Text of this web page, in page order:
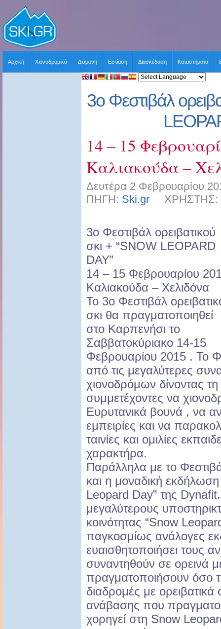
Αρχική Χιονοδρομικά Διαμονή Εστίαση Διασκέδαση Καταστήματα
3ο Φεστιβάλ
14 – 15
Καλιακούδα –
Δευτέρα 2 Φεβρουαρίου
ΠΗΓΗ: Ski.gr ΧΡΗΣΤΗΣ:
3ο Φεστιβάλ ορειβατικού
σκι + “SNOW LEOPARD
DAY”
14 – 15 Φεβρουαρίου
Καλιακούδα – Χελιδόνα
Το 3ο Φεστιβάλ
σκι θα πραγματοποιηθεί
στο Καρπενήσι το
Σαββατοκύριακο 14-15
Φεβρουαρίου 2015 . Το
από τις μεγαλύτερες
χιονοδρόμων δίνοντας
συμμετέχοντες να
Ευρυτανικά βουνά , να
εμπειρίες και να
ταινίες και ομιλίες
χαρακτήρα.
Παράλληλα με το
και η μοναδική εκδήλωση
Leopard Day” της
μεγαλύτερους
κοινότητας “Snow
παγκοσμίως ανάλογες
ευαισθητοποιήσει τους
συναντηθούν σε ορεινά
πραγματοποιήσουν όσο
διαδρομές με ορειβατικά
ανάβασης που
χορηγεί στη Snow